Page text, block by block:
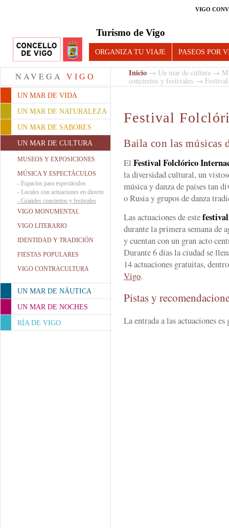
VIGO
Turismo de Vigo
ORGANIZA TU VIAJE PASEOS POR
NAVEGA VIGO
UN MAR DE VIDA
UN MAR DE NATURALEZA
UN MAR DE SABORES
UN MAR DE CULTURA
MUSEOS Y EXPOSICIONES
MÚSICA Y ESPECTÁCULOS
- Espacios para espectáculos
- Locales con actuaciones en directo
- Grandes conciertos y festivales
VIGO MONUMENTAL
VIGO LITERARIO
IDENTIDAD Y TRADICIÓN
FIESTAS POPULARES
VIGO CONTRACULTURA
UN MAR DE NÁUTICA
UN MAR DE NOCHES
RÍA DE VIGO
Inicio → Un mar de cultura →
conciertos y festivales → Festival
Festival
Baila con las músicas
El Festival Folclórico
la diversidad cultural, un
música y danza de países tan
o Rusia y grupos de danza
Las actuaciones de este
durante la primera semana de
y cuentan con un gran acto
Durante 6 días la ciudad se
14 actuaciones gratuitas,
Vigo.
Pistas y
La entrada a las actuaciones